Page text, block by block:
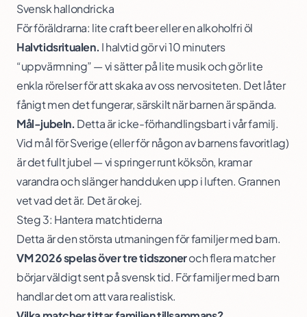
Svensk hallondricka
För föräldrarna: lite craft beer eller en alkoholfri öl
Halvtidsritualen. I halvtid gör vi 10 minuters
“uppvärmning” — vi sätter på lite musik och gör lite
enkla rörelser för att skaka av oss nervositeten. Det låter
fånigt men det fungerar, särskilt när barnen är spända.
Mål-jubeln. Detta är icke-förhandlingsbart i vår familj.
Vid mål för Sverige (eller för någon av barnens favoritlag)
är det fullt jubel — vi springer runt köksön, kramar
varandra och slänger handduken upp i luften. Grannen
vet vad det är. Det är okej.
Steg 3: Hantera matchtiderna
Detta är den största utmaningen för familjer med barn.
VM 2026 spelas över tre tidszoneroch flera matcher
börjar väldigt sent på svensk tid. För familjer med barn
handlar det om att vara realistisk.